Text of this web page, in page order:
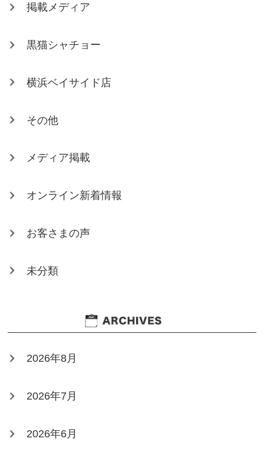
掲載メディア
黒猫シャチョー
横浜ベイサイド店
その他
メディア掲載
オンライン新着情報
お客さまの声
未分類
2026年8月
2026年7月
2026年6月